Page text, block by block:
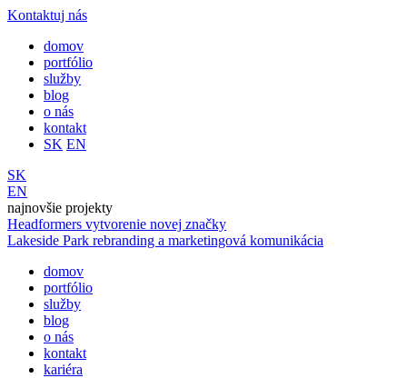
Kontaktuj nás
domov
portfólio
služby
blog
o nás
kontakt
SK EN
SK
EN
najnovšie projekty
Headformers vytvorenie novej značky
Lakeside Park rebranding a marketingová komunikácia
domov
portfólio
služby
blog
o nás
kontakt
kariéra